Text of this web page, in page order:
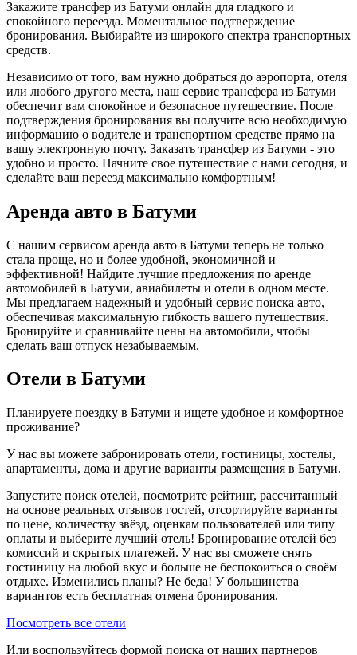
Закажите трансфер из Батуми онлайн для гладкого и
спокойного переезда. Моментальное подтверждение
бронирования. Выбирайте из широкого спектра транспортных
средств.
Независимо от того, вам нужно добраться до аэропорта, отеля
или любого другого места, наш сервис трансфера из Батуми
обеспечит вам спокойное и безопасное путешествие. После
подтверждения бронирования вы получите всю необходимую
информацию о водителе и транспортном средстве прямо на
вашу электронную почту. Заказать трансфер из Батуми - это
удобно и просто. Начните свое путешествие с нами сегодня, и
сделайте ваш переезд максимально комфортным!
Аренда авто в Батуми
С нашим сервисом аренда авто в Батуми теперь не только
стала проще, но и более удобной, экономичной и
эффективной! Найдите лучшие предложения по аренде
автомобилей в Батуми, авиабилеты и отели в одном месте.
Мы предлагаем надежный и удобный сервис поиска авто,
обеспечивая максимальную гибкость вашего путешествия.
Бронируйте и сравнивайте цены на автомобили, чтобы
сделать ваш отпуск незабываемым.
Отели в Батуми
Планируете поездку в Батуми и ищете удобное и комфортное
проживание?
У нас вы можете забронировать отели, гостиницы, хостелы,
апартаменты, дома и другие варианты размещения в Батуми.
Запустите поиск отелей, посмотрите рейтинг, рассчитанный
на основе реальных отзывов гостей, отсортируйте варианты
по цене, количеству звёзд, оценкам пользователей или типу
оплаты и выберите лучший отель! Бронирование отелей без
комиссий и скрытых платежей. У нас вы сможете снять
гостиницу на любой вкус и больше не беспокоиться о своём
отдыхе. Изменились планы? Не беда! У большинства
вариантов есть бесплатная отмена бронирования.
Посмотреть все отели
Или воспользуйтесь формой поиска от наших партнеров